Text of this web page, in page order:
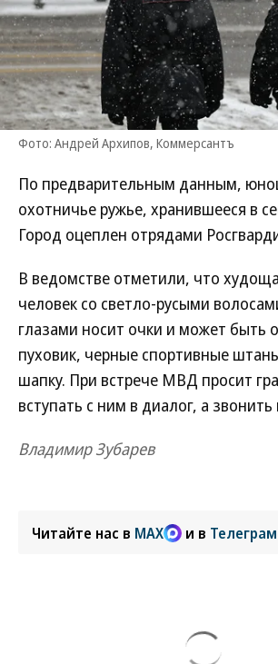
Фото: Андрей Архипов, Коммерсантъ
По предварительным данным,
охотничье ружье, хранившееся в
Город оцеплен отрядами
В ведомстве отметили, что
человек со светло-русыми
глазами носит очки и может быть
пуховик, черные спортивные
шапку. При встрече МВД просит
вступать с ним в диалог, а
Владимир Зубарев
Читайте нас в MAX и в